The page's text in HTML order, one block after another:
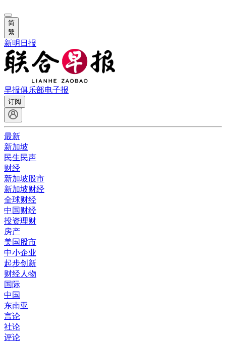
简
繁
新明日报
早报俱乐部电子报
订阅
最新
新加坡
民生民声
财经
新加坡股市
新加坡财经
全球财经
中国财经
投资理财
房产
美国股市
中小企业
起步创新
财经人物
国际
中国
东南亚
言论
社论
评论